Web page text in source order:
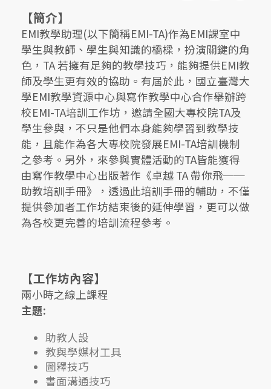
【簡介】
EMI教學助理(以下簡稱EMI-TA)作為EMI課室中
學生與教師、學生與知識的橋樑，扮演關鍵的角
色，TA 若擁有足夠的教學技巧，能夠提供EMI教
師及學生更有效的協助。有屆於此，國立臺灣大
學EMI教學資源中心與寫作教學中心合作舉辦跨
校EMI-TA培訓工作坊，邀請全國大專校院TA及
學生參與，不只是他們本身能夠學習到教學技
能，且能作為各大專校院發展EMI-TA培訓機制
之參考。另外，來參與實體活動的TA皆能獲得
由寫作教學中心出版著作《卓越 TA 帶你飛──
助教培訓手冊》，透過此培訓手冊的輔助，不僅
提供參加者工作坊結束後的延伸學習，更可以做
為各校更完善的培訓流程參考。
【工作坊內容】
兩小時之線上課程
主題:
助教人設
教與學媒材工具
圖釋技巧
書面溝通技巧